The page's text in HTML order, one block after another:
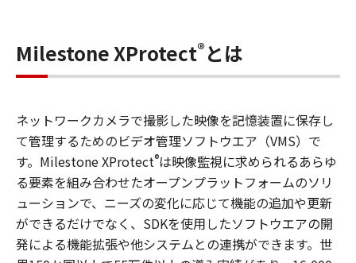
Milestone XProtect®とは
ネットワークカメラで撮影した映像を記憶装置に保存し
て管理するためのビデオ管理ソフトウエア（VMS）で
す。Milestone XProtect®は映像監視に求められるあらゆ
る要素を組み合わせたオープンプラットフォームのソリ
ューションで、ニーズの変化に応じて機能の追加や更新
ができるだけでなく、SDKを使用したソフトウエアの開
発による機能拡張や他システムとの連携ができます。世